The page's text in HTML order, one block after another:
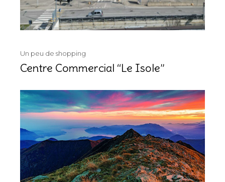
Un peu de shopping
Centre Commercial “Le Isole”